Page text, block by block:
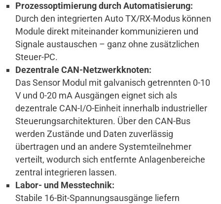
Prozessoptimierung durch Automatisierung:
Durch den integrierten Auto TX/RX-Modus können
Module direkt miteinander kommunizieren und
Signale austauschen – ganz ohne zusätzlichen
Steuer-PC.
Dezentrale CAN-Netzwerkknoten:
Das Sensor Modul mit galvanisch getrennten 0-10
V und 0-20 mA Ausgängen eignet sich als
dezentrale CAN-I/O-Einheit innerhalb industrieller
Steuerungsarchitekturen. Über den CAN-Bus
werden Zustände und Daten zuverlässig
übertragen und an andere Systemteilnehmer
verteilt, wodurch sich entfernte Anlagenbereiche
zentral integrieren lassen.
Labor- und Messtechnik:
Stabile 16-Bit-Spannungsausgänge liefern